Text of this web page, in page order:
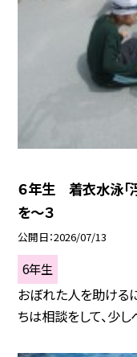
６年生 着衣水泳「
を～３
公開日 2026/07/13
6年生
おぼれた人を助ける
ちは相談をして、少し